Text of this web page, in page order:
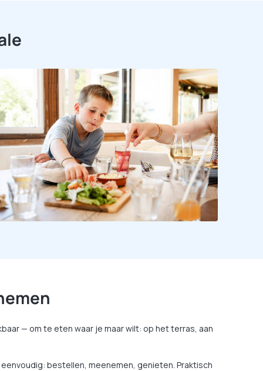
— om te eten waar je maar wilt: op het terras, aan
bestellen, meenemen, genieten. Praktisch